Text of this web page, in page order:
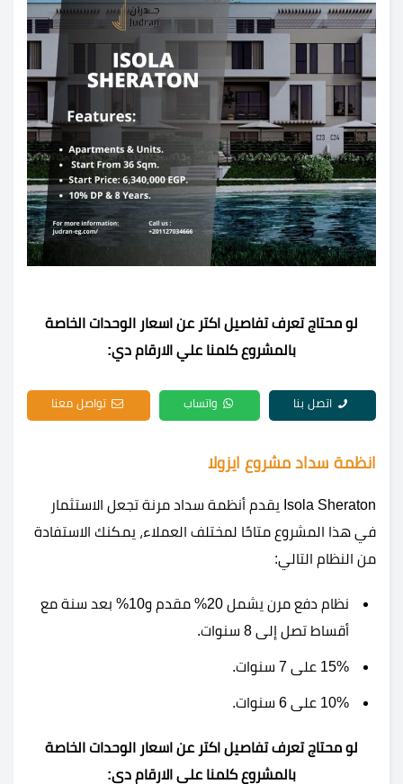
لو محتاج تعرف تفاصيل اكتر عن اسعار الوحدات الخاصة
بالمشروع كلمنا علي الارقام دي:
اتصل بنا واتساب تواصل معنا
انظمة سداد مشروع ايزولا
Isola Sheraton يقدم أنظمة سداد مرنة تجعل الاستثمار
في هذا المشروع متاحًا لمختلف العملاء، يمكنك الاستفادة
من النظام التالي:
نظام دفع مرن يشمل 20% مقدم و10% بعد سنة مع
أقساط تصل إلى 8 سنوات.
15% على 7 سنوات.
10% على 6 سنوات.
لو محتاج تعرف تفاصيل اكتر عن اسعار الوحدات الخاصة
بالمشروع كلمنا علي الارقام دي: